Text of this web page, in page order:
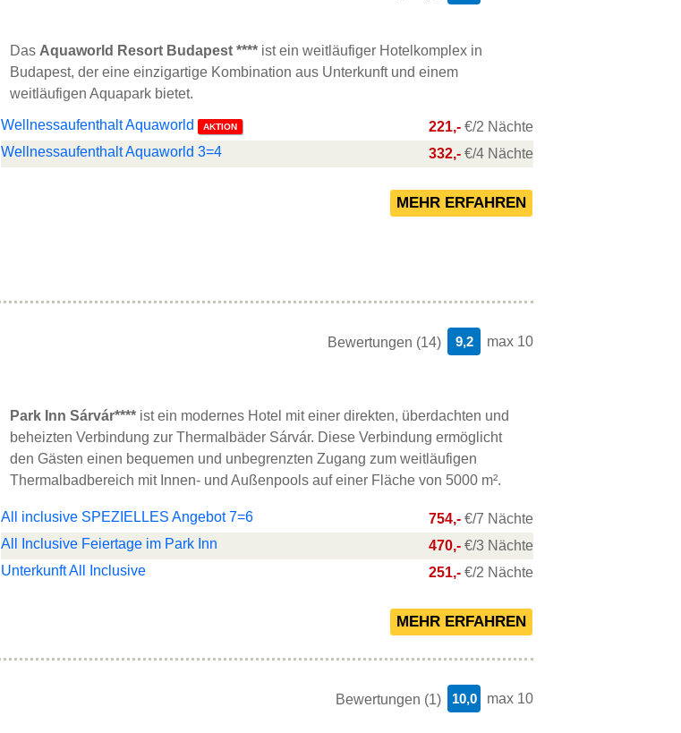
Das Aquaworld Resort Budapest **** ist ein weitläufiger Hotelkomplex in
Budapest, der eine einzigartige Kombination aus Unterkunft und einem
weitläufigen Aquapark bietet.
Wellnessaufenthalt Aquaworld AKTION 221,- €/2 Nächte
Wellnessaufenthalt Aquaworld 3=4
332,- €/4 Nächte
Bewertungen (14) max 10
9,2
Park Inn Sárvár**** ist ein modernes Hotel mit einer direkten, überdachten und
beheizten Verbindung zur Thermalbäder Sárvár. Diese Verbindung ermöglicht
den Gästen einen bequemen und unbegrenzten Zugang zum weitläufigen
Thermalbadbereich mit Innen- und Außenpools auf einer Fläche von 5000 m².
All inclusive SPEZIELLES Angebot 7=6 754,- €/7 Nächte
All Inclusive Feiertage im Park Inn
470,- €/3 Nächte
Unterkunft All Inclusive
251,- €/2 Nächte
Bewertungen (1) max 10
10,0